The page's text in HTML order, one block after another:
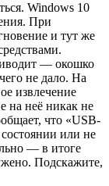
Windows 10
При
и тут же
— окошко
не дало. На
извлечение
на неё никак не
что «USB-
или не
— в итоге
Подскажите,